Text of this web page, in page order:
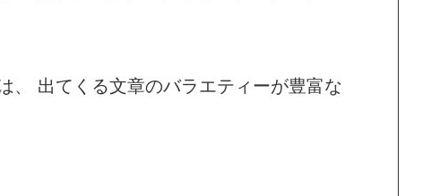
、 出てくる文章のバラエティーが豊富な